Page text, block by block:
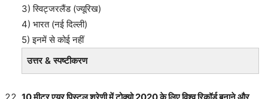
3) स्विट्जरलैंड (ज्यूरिख)
4) भारत (नई दिल्ली)
5) इनमें से कोई नहीं
उत्तर & स्पष्टीकरण